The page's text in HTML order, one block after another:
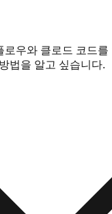
로우와 클로드 코드를
법을 알고 싶습니다.